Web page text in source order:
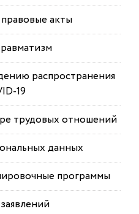
акты
распространения
19
трудовых отношений
данных
программы